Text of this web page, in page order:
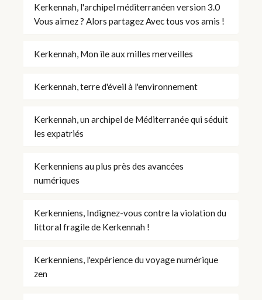
Kerkennah, l'archipel méditerranéen version 3.0
Vous aimez ? Alors partagez Avec tous vos amis !
Kerkennah, Mon île aux milles merveilles
Kerkennah, terre d'éveil à l'environnement
Kerkennah, un archipel de Méditerranée qui séduit
les expatriés
Kerkenniens au plus près des avancées
numériques
Kerkenniens, Indignez-vous contre la violation du
littoral fragile de Kerkennah !
Kerkenniens, l'expérience du voyage numérique
zen